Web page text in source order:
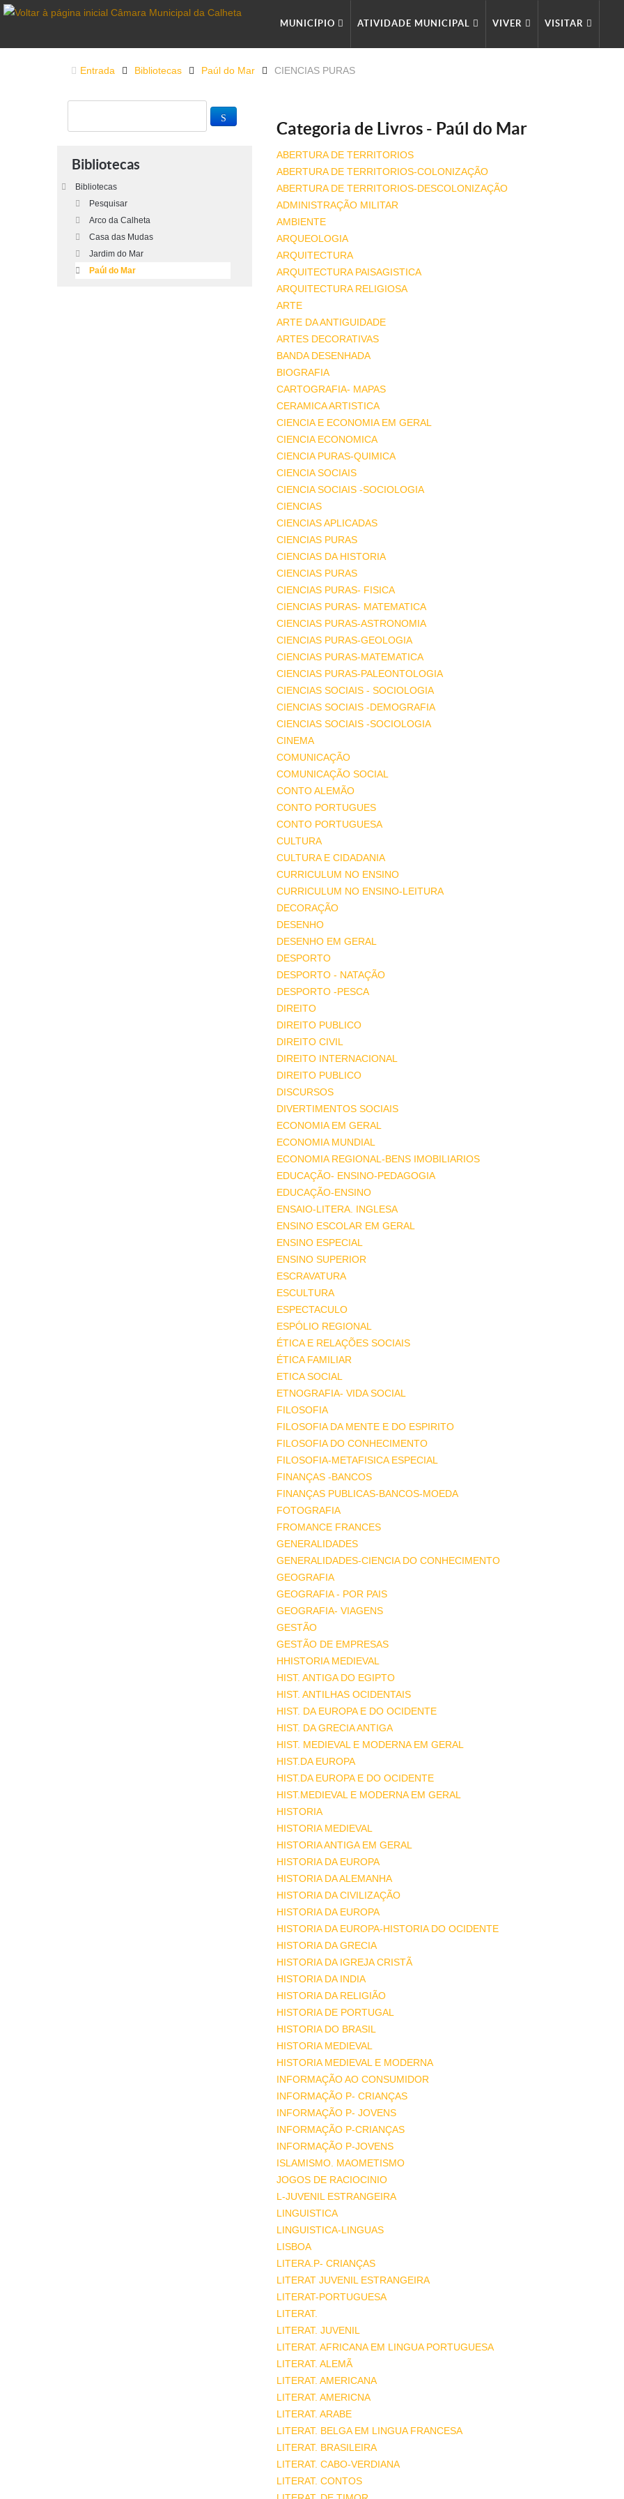
MUNICÍPIO ATIVIDADE MUNICIPAL VIVER VISITAR
Entrada Bibliotecas Paúl do Mar CIENCIAS PURAS
Categoria de Livros - Paúl do Mar
ABERTURA DE TERRITORIOS
ABERTURA DE TERRITORIOS-COLONIZAÇÃO
ABERTURA DE TERRITORIOS-DESCOLONIZAÇÃO
ADMINISTRAÇÃO MILITAR
AMBIENTE
ARQUEOLOGIA
ARQUITECTURA
ARQUITECTURA PAISAGISTICA
ARQUITECTURA RELIGIOSA
ARTE
ARTE DA ANTIGUIDADE
ARTES DECORATIVAS
BANDA DESENHADA
BIOGRAFIA
CARTOGRAFIA- MAPAS
CERAMICA ARTISTICA
CIENCIA E ECONOMIA EM GERAL
CIENCIA ECONOMICA
CIENCIA PURAS-QUIMICA
CIENCIA SOCIAIS
CIENCIA SOCIAIS -SOCIOLOGIA
CIENCIAS
CIENCIAS APLICADAS
CIENCIAS PURAS
CIENCIAS DA HISTORIA
CIENCIAS PURAS
CIENCIAS PURAS- FISICA
CIENCIAS PURAS- MATEMATICA
CIENCIAS PURAS-ASTRONOMIA
CIENCIAS PURAS-GEOLOGIA
CIENCIAS PURAS-MATEMATICA
CIENCIAS PURAS-PALEONTOLOGIA
CIENCIAS SOCIAIS - SOCIOLOGIA
CIENCIAS SOCIAIS -DEMOGRAFIA
CIENCIAS SOCIAIS -SOCIOLOGIA
CINEMA
COMUNICAÇÃO
COMUNICAÇÃO SOCIAL
CONTO ALEMÃO
CONTO PORTUGUES
CONTO PORTUGUESA
CULTURA
CULTURA E CIDADANIA
CURRICULUM NO ENSINO
CURRICULUM NO ENSINO-LEITURA
DECORAÇÃO
DESENHO
DESENHO EM GERAL
DESPORTO
DESPORTO - NATAÇÃO
DESPORTO -PESCA
DIREITO
DIREITO PUBLICO
DIREITO CIVIL
DIREITO INTERNACIONAL
DIREITO PUBLICO
DISCURSOS
DIVERTIMENTOS SOCIAIS
ECONOMIA EM GERAL
ECONOMIA MUNDIAL
ECONOMIA REGIONAL-BENS IMOBILIARIOS
EDUCAÇÃO- ENSINO-PEDAGOGIA
EDUCAÇÃO-ENSINO
ENSAIO-LITERA. INGLESA
ENSINO ESCOLAR EM GERAL
ENSINO ESPECIAL
ENSINO SUPERIOR
ESCRAVATURA
ESCULTURA
ESPECTACULO
ESPÓLIO REGIONAL
ÉTICA E RELAÇÕES SOCIAIS
ÉTICA FAMILIAR
ETICA SOCIAL
ETNOGRAFIA- VIDA SOCIAL
FILOSOFIA
FILOSOFIA DA MENTE E DO ESPIRITO
FILOSOFIA DO CONHECIMENTO
FILOSOFIA-METAFISICA ESPECIAL
FINANÇAS -BANCOS
FINANÇAS PUBLICAS-BANCOS-MOEDA
FOTOGRAFIA
FROMANCE FRANCES
GENERALIDADES
GENERALIDADES-CIENCIA DO CONHECIMENTO
GEOGRAFIA
GEOGRAFIA - POR PAIS
GEOGRAFIA- VIAGENS
GESTÃO
GESTÃO DE EMPRESAS
HHISTORIA MEDIEVAL
HIST. ANTIGA DO EGIPTO
HIST. ANTILHAS OCIDENTAIS
HIST. DA EUROPA E DO OCIDENTE
HIST. DA GRECIA ANTIGA
HIST. MEDIEVAL E MODERNA EM GERAL
HIST.DA EUROPA
HIST.DA EUROPA E DO OCIDENTE
HIST.MEDIEVAL E MODERNA EM GERAL
HISTORIA
HISTORIA MEDIEVAL
HISTORIA ANTIGA EM GERAL
HISTORIA DA EUROPA
HISTORIA DA ALEMANHA
HISTORIA DA CIVILIZAÇÃO
HISTORIA DA EUROPA
HISTORIA DA EUROPA-HISTORIA DO OCIDENTE
HISTORIA DA GRECIA
HISTORIA DA IGREJA CRISTÃ
HISTORIA DA INDIA
HISTORIA DA RELIGIÃO
HISTORIA DE PORTUGAL
HISTORIA DO BRASIL
HISTORIA MEDIEVAL
HISTORIA MEDIEVAL E MODERNA
INFORMAÇÃO AO CONSUMIDOR
INFORMAÇÃO P- CRIANÇAS
INFORMAÇÃO P- JOVENS
INFORMAÇÃO P-CRIANÇAS
INFORMAÇÃO P-JOVENS
ISLAMISMO. MAOMETISMO
JOGOS DE RACIOCINIO
L-JUVENIL ESTRANGEIRA
LINGUISTICA
LINGUISTICA-LINGUAS
LISBOA
LITERA.P- CRIANÇAS
LITERAT JUVENIL ESTRANGEIRA
LITERAT-PORTUGUESA
LITERAT.
LITERAT. JUVENIL
LITERAT. AFRICANA EM LINGUA PORTUGUESA
LITERAT. ALEMÃ
LITERAT. AMERICANA
LITERAT. AMERICNA
LITERAT. ARABE
LITERAT. BELGA EM LINGUA FRANCESA
LITERAT. BRASILEIRA
LITERAT. CABO-VERDIANA
LITERAT. CONTOS
Bibliotecas
Bibliotecas
Pesquisar
Arco da Calheta
Casa das Mudas
Jardim do Mar
Paúl do Mar